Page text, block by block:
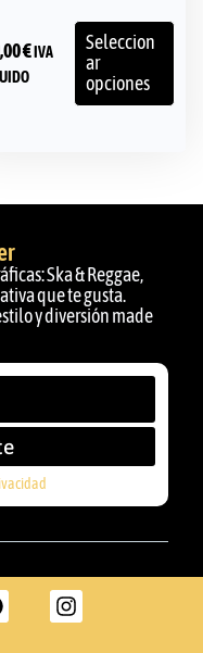
€ IVA
Seleccion
ar
opciones
Ska & Reggae,
que te gusta.
y diversión made